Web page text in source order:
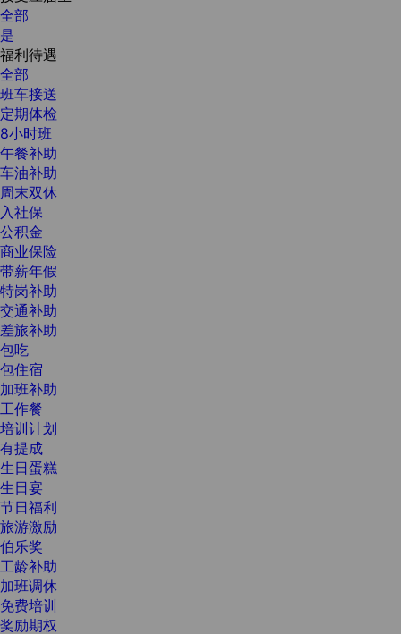
全部
是
福利待遇
全部
班车接送
定期体检
8小时班
午餐补助
车油补助
周末双休
入社保
公积金
商业保险
带薪年假
特岗补助
交通补助
差旅补助
包吃
包住宿
加班补助
工作餐
培训计划
有提成
生日蛋糕
生日宴
节日福利
旅游激励
伯乐奖
工龄补助
加班调休
免费培训
奖励期权